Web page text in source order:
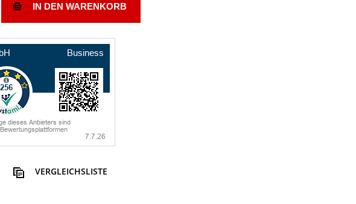
IN DEN WARENKORB
VERGLEICHSLISTE